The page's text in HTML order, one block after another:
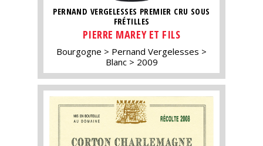
PERNAND VERGELESSES PREMIER CRU SOUS
FRÉTILLES
PIERRE MAREY ET FILS
Bourgogne
Pernand Vergelesses
Blanc
2009